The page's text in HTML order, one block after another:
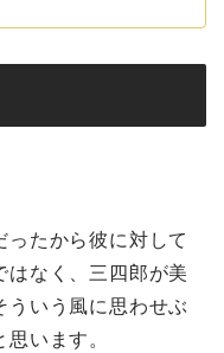
たから彼に対して
はなく、三四郎が美
ういう風に思わせぶ
います。